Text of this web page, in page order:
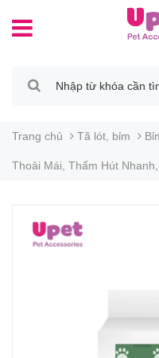
Trang chủ Tã lót, bỉm
Thoải Mái, Thấm Hút